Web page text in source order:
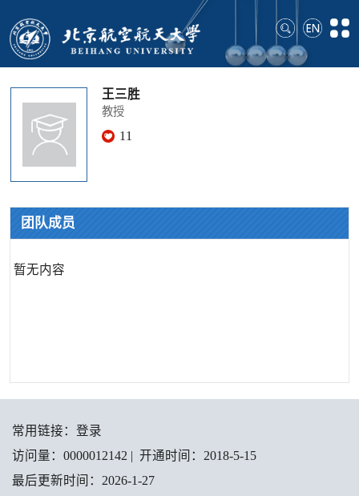
王三胜
教授
11
团队成员
暂无内容
常用链接： 登录
访问量： 0000012142 | 开通时间： 2018-5-15
最后更新时间： 2026-1-27